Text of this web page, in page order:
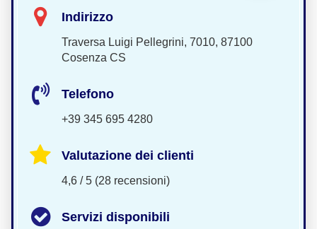
Indirizzo
Traversa Luigi Pellegrini, 7010, 87100
Cosenza CS
Telefono
+39 345 695 4280
Valutazione dei clienti
4,6 / 5 (28 recensioni)
Servizi disponibili